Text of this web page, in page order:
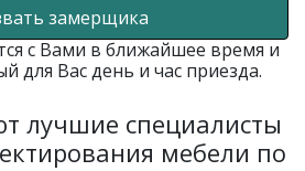
замерщика
с Вами в ближайшее время и
для Вас день и час приезда.
лучшие специалисты
мебели по